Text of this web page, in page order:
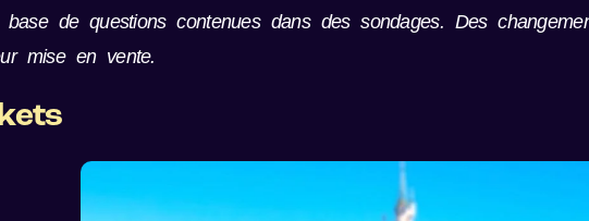
de questions contenues dans des sondages. Des
mise en vente.